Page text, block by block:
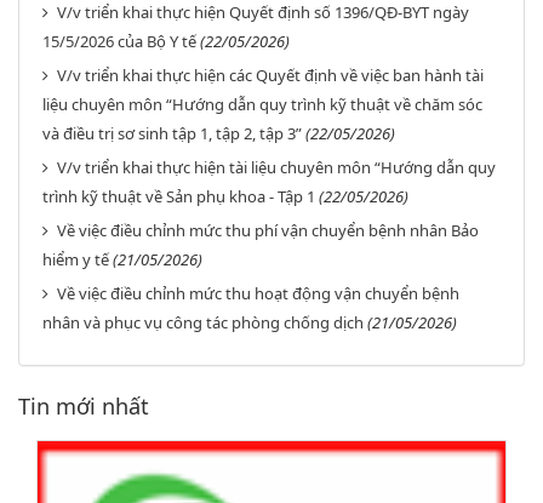
V/v triển khai thực hiện Quyết định số 1396/QĐ-BYT ngày
15/5/2026 của Bộ Y tế(22/05/2026)
V/v triển khai thực hiện các Quyết định về việc ban hành tài
liệu chuyên môn “Hướng dẫn quy trình kỹ thuật về chăm sóc
và điều trị sơ sinh tập 1, tập 2, tập 3”(22/05/2026)
V/v triển khai thực hiện tài liệu chuyên môn “Hướng dẫn quy
trình kỹ thuật về Sản phụ khoa - Tập 1 (22/05/2026)
Về việc điều chỉnh mức thu phí vận chuyển bệnh nhân Bảo
hiểm y tế(21/05/2026)
Về việc điều chỉnh mức thu hoạt động vận chuyển bệnh
nhân và phục vụ công tác phòng chống dịch (21/05/2026)
Tin mới nhất